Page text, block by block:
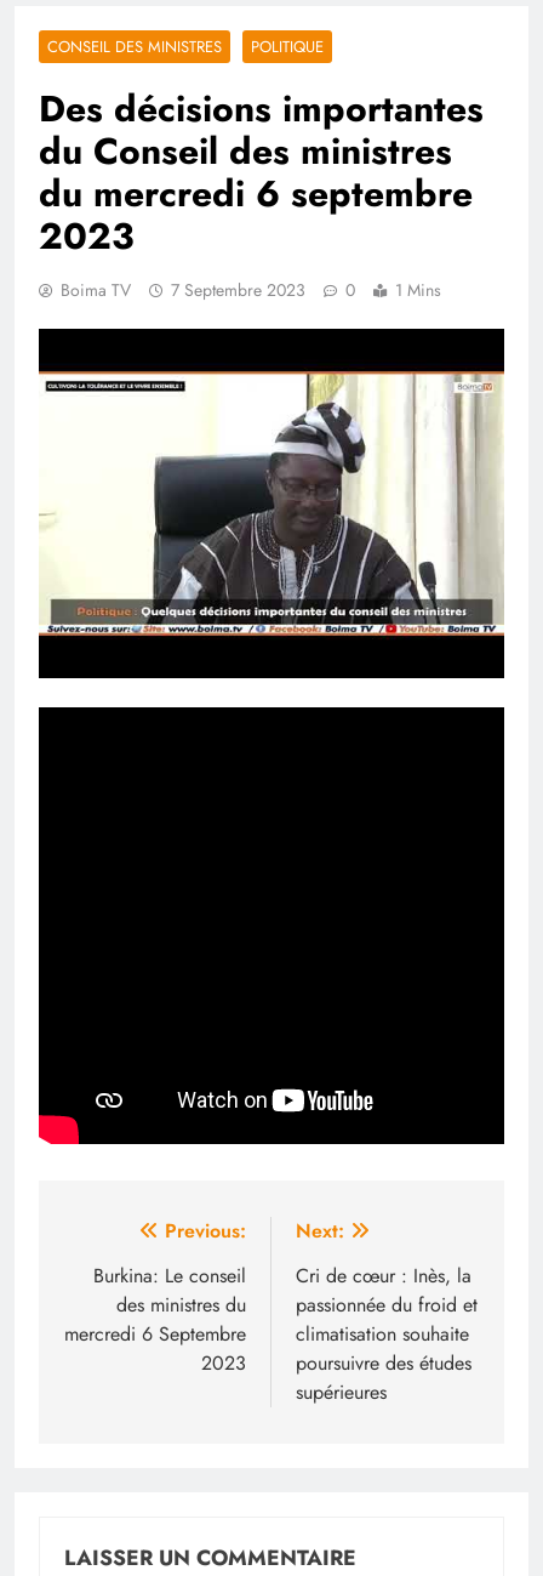
CONSEIL DES MINISTRES POLITIQUE
Des décisions importantes
du Conseil des ministres
du mercredi 6 septembre
2023
Boima TV 7 Septembre 2023 0 1 Mins
Navigation
de
l’article
Previous:
Burkina: Le conseil
des ministres du
mercredi 6 Septembre
2023
Next:
Cri de cœur : Inès, la
passionnée du froid et
climatisation souhaite
poursuivre des études
supérieures
LAISSER UN COMMENTAIRE